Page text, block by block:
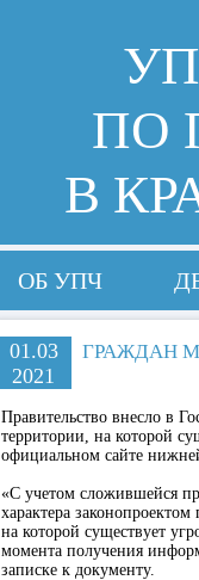
ПО
В
ОБ УПЧ
01.03
2021
ГРАЖДАН
Правительство внесло в
территории, на которой
официальном сайте
«С учетом сложившейся
характера
на которой существует
момента получения
записке к документу.